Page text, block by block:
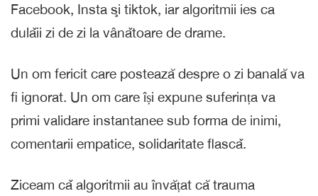
Facebook, Insta şi tiktok, iar algoritmii ies ca
dulǎii zi de zi la vânǎtoare de drame.
Un om fericit care postează despre o zi banală va
fi ignorat. Un om care își expune suferința va
primi validare instantanee sub forma de inimi,
comentarii empatice, solidaritate flascǎ.
Ziceam cǎ algoritmii au învățat că trauma